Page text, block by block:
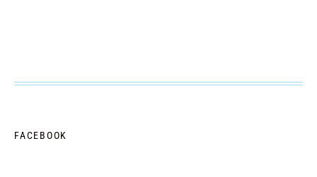
FACEBOOK